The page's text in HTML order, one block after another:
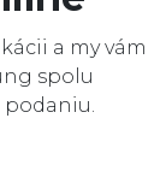
a my vám
spolu